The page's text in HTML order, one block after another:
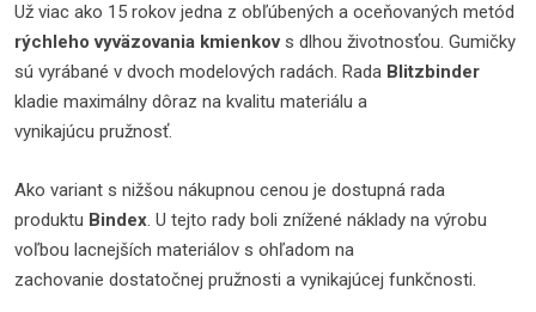
Už viac ako 15 rokov jedna z obľúbených a oceňovaných metód
rýchleho vyväzovania kmienkovs dlhou životnosťou. Gumičky
sú vyrábané v dvoch modelových radách. Rada Blitzbinder
kladie maximálny dôraz na kvalitu materiálu a
vynikajúcu pružnosť.
Ako variant s nižšou nákupnou cenou je dostupná rada
produktu Bindex. U tejto rady boli znížené náklady na výrobu
voľbou lacnejších materiálov s ohľadom na
zachovanie dostatočnej pružnosti a vynikajúcej funkčnosti.